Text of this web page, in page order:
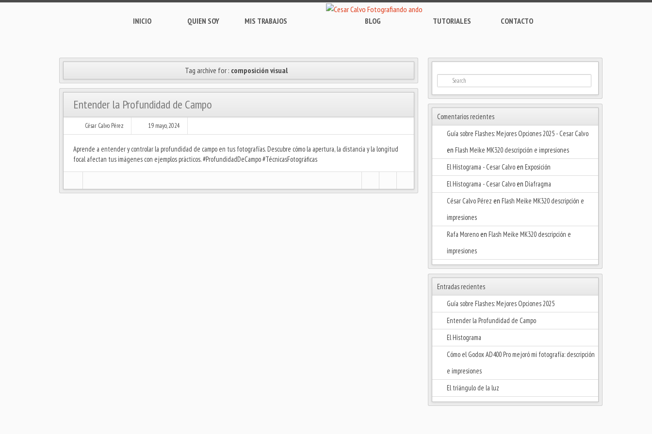
MIS TRABAJOS
QUIEN SOY
INICIO BLOG TUTORIALES CONTACTO
Tag archive for : composición visual
Entender la Profundidad de Campo
César Calvo Pérez 19 mayo, 2024
Aprende a entender y controlar la profundidad de campo en tus fotografías. Descubre cómo la apertura, la distancia y la longitud
focal afectan tus imágenes con ejemplos prácticos. #ProfundidadDeCampo #TécnicasFotográficas
Comentarios recientes
Guía sobre Flashes: Mejores Opciones 2025 - Cesar Calvo
en Flash Meike MK320 descripción e impresiones
El Histograma - Cesar Calvo en Exposición
El Histograma - Cesar Calvo en Diafragma
César Calvo Pérez en Flash Meike MK320 descripción e
impresiones
Rafa Moreno en Flash Meike MK320 descripción e
impresiones
Entradas recientes
Guía sobre Flashes: Mejores Opciones 2025
Entender la Profundidad de Campo
El Histograma
Cómo el Godox AD400 Pro mejoró mi fotografía: descripción
e impresiones
El triángulo de la luz